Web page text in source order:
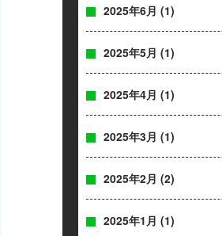
2025年6月 (1)
2025年5月 (1)
2025年4月 (1)
2025年3月 (1)
2025年2月 (2)
2025年1月 (1)